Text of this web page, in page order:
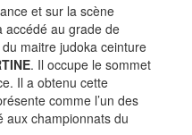
et sur la scène
accédé au grade de
du maitre judoka ceinture
. Il occupe le sommet
Il a obtenu cette
comme l’un des
aux championnats du